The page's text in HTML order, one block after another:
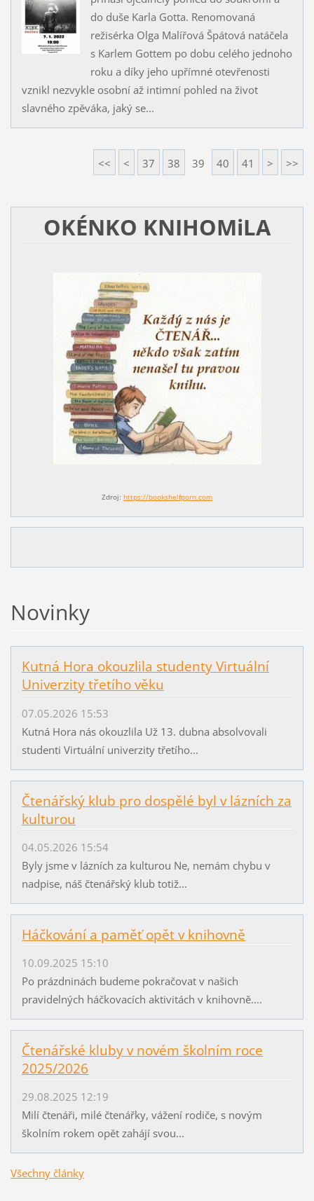
do duše Karla Gotta. Renomovaná
režisérka Olga Malířová Špátová natáčela
s Karlem Gottem po dobu celého jednoho
roku a díky jeho upřímné otevřenosti
vznikl nezvykle osobní až intimní pohled na život
slavného zpěváka, jaký se...
<< < 37 38 39 40 41 > >>
OKÉNKO KNIHOMiLA
Zdroj: https://bookshelfporn.com
Novinky
Kutná Hora okouzlila studenty Virtuální
Univerzity třetího věku
07.05.2026 15:53
Kutná Hora nás okouzlila Už 13. dubna absolvovali
studenti Virtuální univerzity třetího...
Čtenářský klub pro dospělé byl v lázních za
kulturou
04.05.2026 15:54
Byly jsme v lázních za kulturou Ne, nemám chybu v
nadpise, náš čtenářský klub totiž...
Háčkování a paměť opět v knihovně
10.09.2025 15:10
Po prázdninách budeme pokračovat v našich
pravidelných háčkovacích aktivitách v knihovně....
Čtenářské kluby v novém školním roce
2025/2026
29.08.2025 12:19
Milí čtenáři, milé čtenářky, vážení rodiče, s novým
školním rokem opět zahájí svou...
Všechny články